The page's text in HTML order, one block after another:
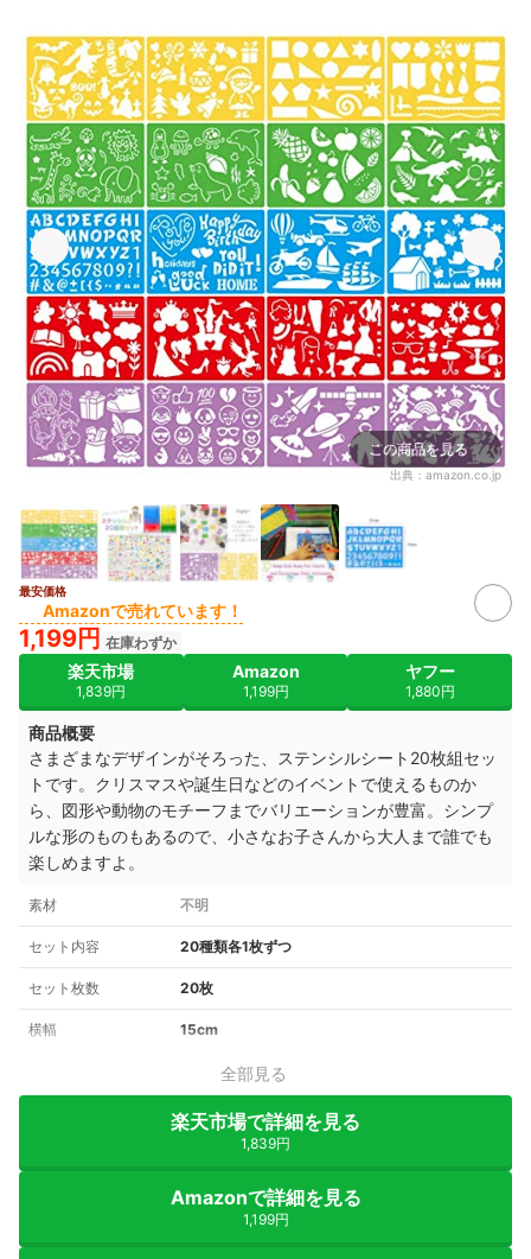
この商品を見る
出典： amazon.co.jp
最安価格
Amazonで売れています！
1,199円 在庫わずか
楽天市場
1,839円
Amazon
1,199円
ヤフー
1,880円
商品概要
さまざまなデザインがそろった、ステンシルシート20枚組セッ
トです。クリスマスや誕生日などのイベントで使えるものか
ら、図形や動物のモチーフまでバリエーションが豊富。シンプ
ルな形のものもあるので、小さなお子さんから大人まで誰でも
楽しめますよ。
素材 不明
セット内容 20種類各1枚ずつ
セット枚数 20枚
横幅 15cm
全部見る
楽天市場で詳細を見る
1,839円
Amazonで詳細を見る
1,199円